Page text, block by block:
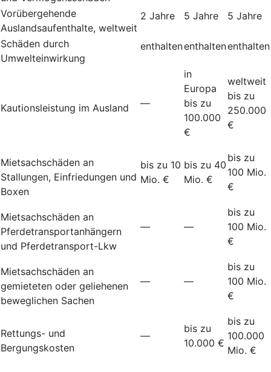
Vorübergehende
Auslandsaufenthalte, weltweit
2 Jahre 5 Jahre 5 Jahre
Schäden durch
Umwelteinwirkung
enthaltenenthaltenenthalten
Kautionsleistung im Ausland —
in
Europa
bis zu
100.000
€
weltweit
bis zu
250.000
€
Mietsachschäden an
Stallungen, Einfriedungen und
Boxen
bis zu 10
Mio. €
bis zu 40
Mio. €
bis zu
100 Mio.
€
Mietsachschäden an
Pferdetransportanhängern
und Pferdetransport-Lkw
— —
bis zu
100 Mio.
€
Mietsachschäden an
gemieteten oder geliehenen
beweglichen Sachen
— —
bis zu
100 Mio.
€
Rettungs- und
Bergungskosten
—
bis zu
10.000 €
bis zu
100.000
Mio. €